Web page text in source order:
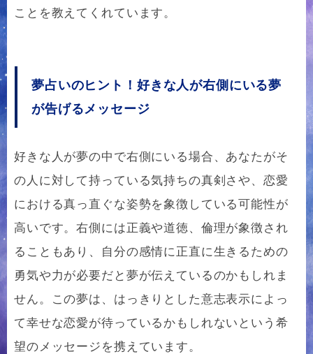
ことを教えてくれています。
夢占いのヒント！好きな人が右側にいる夢
が告げるメッセージ
好きな人が夢の中で右側にいる場合、あなたがそ
の人に対して持っている気持ちの真剣さや、恋愛
における真っ直ぐな姿勢を象徴している可能性が
高いです。右側には正義や道徳、倫理が象徴され
ることもあり、自分の感情に正直に生きるための
勇気や力が必要だと夢が伝えているのかもしれま
せん。この夢は、はっきりとした意志表示によっ
て幸せな恋愛が待っているかもしれないという希
望のメッセージを携えています。